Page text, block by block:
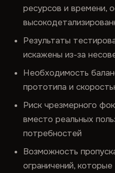
ресурсов и времени,
Результаты
искажены из-за
Необходимость
прототипа и
Риск чрезмерного
вместо реальных
потребностей
Возможность
ограничений,